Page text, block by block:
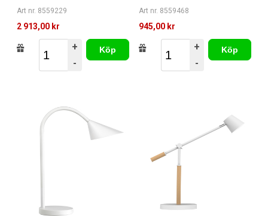
Art nr. 8559229
2 913,00 kr
+
-
Köp
Art nr. 8559468
945,00 kr
+
-
Köp